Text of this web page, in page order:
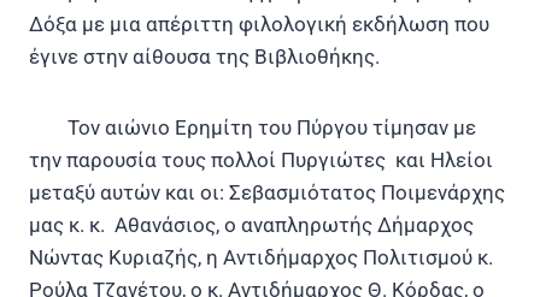
Δόξα με μια απέριττη φιλολογική εκδήλωση που
έγινε στην αίθουσα της Βιβλιοθήκης.
Τον αιώνιο Ερημίτη του Πύργου τίμησαν με
την παρουσία τους πολλοί Πυργιώτες και Ηλείοι
μεταξύ αυτών και οι: Σεβασμιότατος Ποιμενάρχης
μας κ. κ. Αθανάσιος, ο αναπληρωτής Δήμαρχος
Νώντας Κυριαζής, η Αντιδήμαρχος Πολιτισμού κ.
Ρούλα Τζανέτου, ο κ. Αντιδήμαρχος Θ. Κόρδας, ο